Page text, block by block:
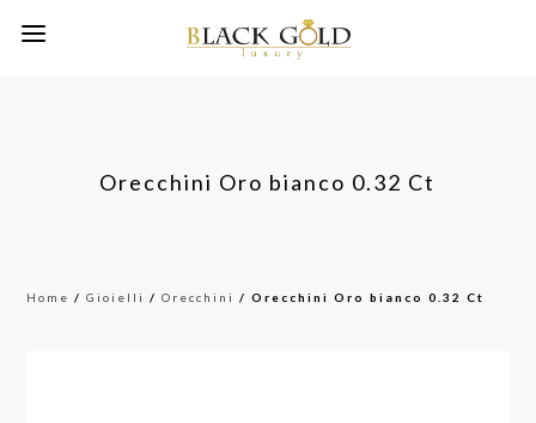
Orecchini Oro bianco 0.32 Ct
Home /Gioielli /Orecchini / Orecchini Oro bianco 0.32 Ct